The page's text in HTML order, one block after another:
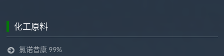
化工原料
氯诺昔康 99%